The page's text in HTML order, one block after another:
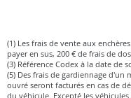
(1) Les frais de vente aux
payer en sus, 200 € de frais de
(3) Référence Codex à la date de
(5) Des frais de gardiennage d'un
ouvré seront facturés en cas de
du véhicule. Excepté les